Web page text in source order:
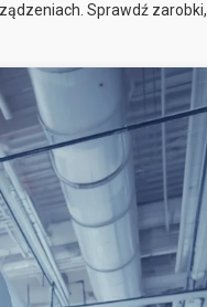
Sprawdź zarobki,